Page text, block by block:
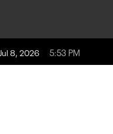
Jul 8, 2026 5:53 PM